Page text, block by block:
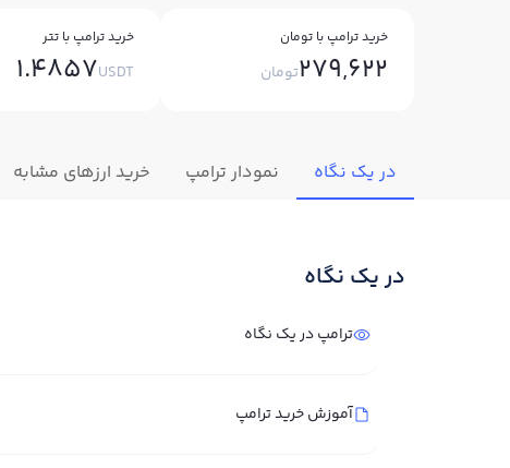
خرید ترامپ با تومان
279,622تومان
خرید ترامپ با تتر
1.4857USDT
در یک نگاه نمودار ترامپ خرید ارزهای مشابه
در یک نگاه
ترامپ در یک نگاه
آموزش خرید ترامپ